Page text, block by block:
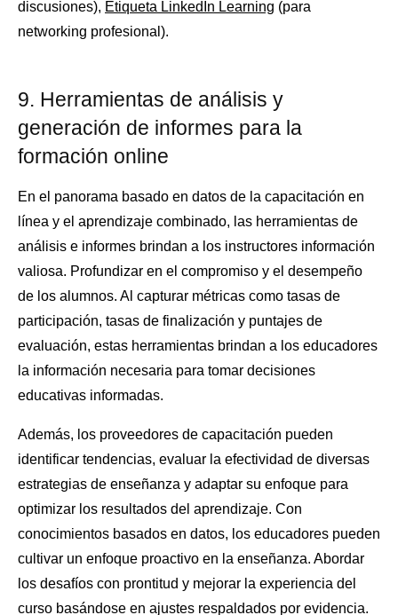
discusiones), Etiqueta LinkedIn Learning (para
networking profesional).
9. Herramientas de análisis y
generación de informes para la
formación online
En el panorama basado en datos de la capacitación en
línea y el aprendizaje combinado, las herramientas de
análisis e informes brindan a los instructores información
valiosa. Profundizar en el compromiso y el desempeño
de los alumnos. Al capturar métricas como tasas de
participación, tasas de finalización y puntajes de
evaluación, estas herramientas brindan a los educadores
la información necesaria para tomar decisiones
educativas informadas.
Además, los proveedores de capacitación pueden
identificar tendencias, evaluar la efectividad de diversas
estrategias de enseñanza y adaptar su enfoque para
optimizar los resultados del aprendizaje. Con
conocimientos basados ​​en datos, los educadores pueden
cultivar un enfoque proactivo en la enseñanza. Abordar
los desafíos con prontitud y mejorar la experiencia del
curso basándose en ajustes respaldados por evidencia.